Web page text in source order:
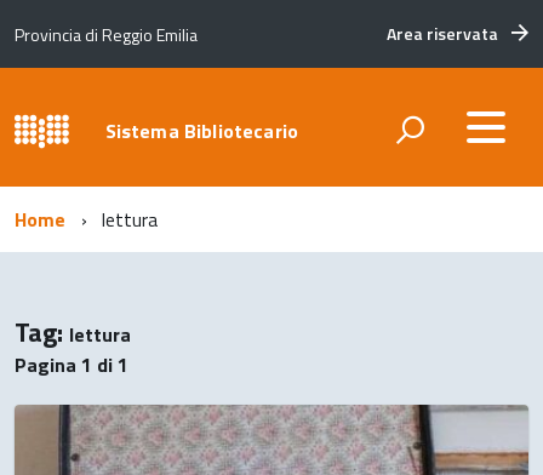
Provincia di Reggio Emilia Area riservata
Sistema Bibliotecario
Home lettura
Tag: lettura
Pagina 1 di 1